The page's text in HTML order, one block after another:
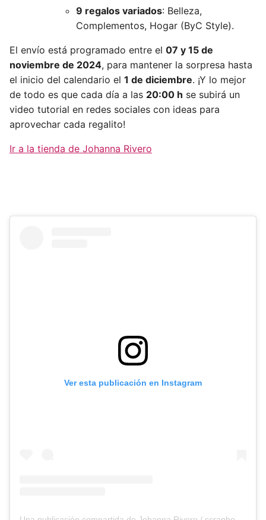
9 regalos variados: Belleza,
Complementos, Hogar (ByC Style).
El envío está programado entre el 07 y 15 de
noviembre de 2024, para mantener la sorpresa hasta
el inicio del calendario el 1 de diciembre. ¡Y lo mejor
de todo es que cada día a las 20:00 h se subirá un
video tutorial en redes sociales con ideas para
aprovechar cada regalito!
Ir a la tienda de Johanna Rivero
Ver esta publicación en Instagram